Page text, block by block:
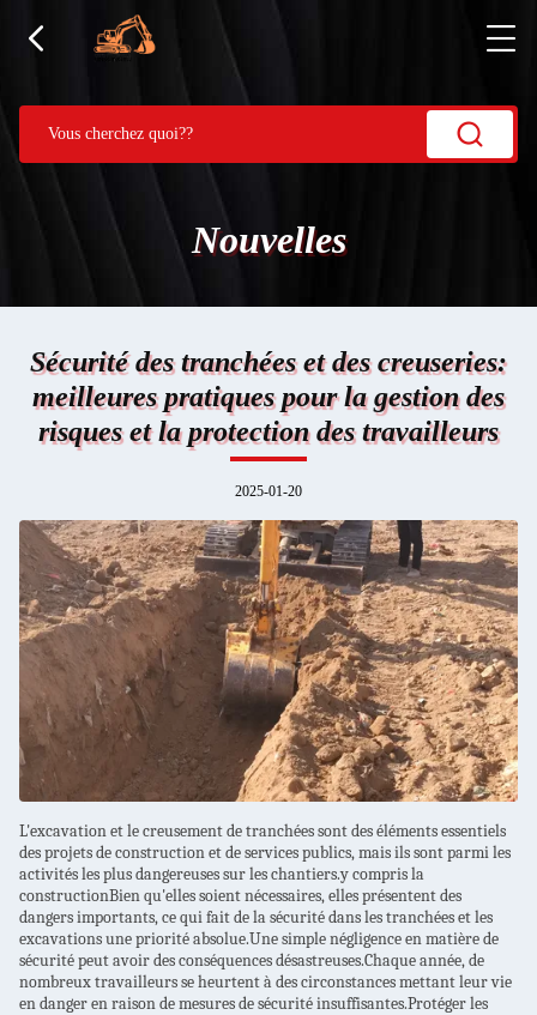
Nouvelles
Sécurité des tranchées et des creuseries:
meilleures pratiques pour la gestion des
risques et la protection des travailleurs
2025-01-20
L'excavation et le creusement de tranchées sont des éléments essentiels
des projets de construction et de services publics, mais ils sont parmi les
activités les plus dangereuses sur les chantiers.y compris la
constructionBien qu'elles soient nécessaires, elles présentent des
dangers importants, ce qui fait de la sécurité dans les tranchées et les
excavations une priorité absolue.Une simple négligence en matière de
sécurité peut avoir des conséquences désastreuses.Chaque année, de
nombreux travailleurs se heurtent à des circonstances mettant leur vie
en danger en raison de mesures de sécurité insuffisantes.Protéger les